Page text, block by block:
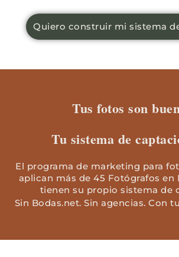
Quiero construir mi sistema
Tus fotos son
Tu sistema de
El programa de marketing para
aplican más de 45 Fotógrafos en
tienen su propio sistema de
Sin Bodas.net. Sin agencias. Con